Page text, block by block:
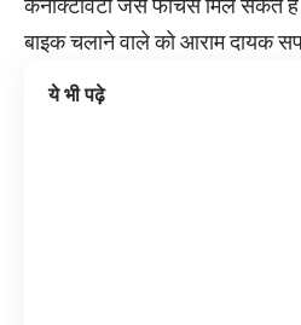
कनेक्टिविटी जैसे फीचर्स मिल सकते
बाइक चलाने वाले को आराम दायक
ये भी पढ़े